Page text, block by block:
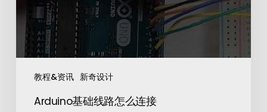
教程&资讯 新奇设计
Arduino基础线路怎么连接